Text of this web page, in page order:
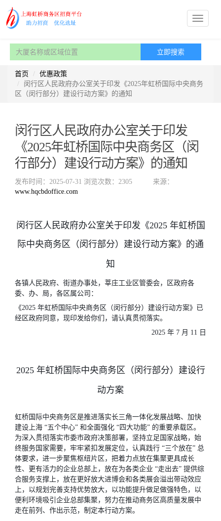
首页
优惠政策
闵行区人民政府办公室关于印发《2025年虹桥国际中央商务
区（闵行部分）建设行动方案》的通知
闵行区人民政府办公室关于印发
《2025年虹桥国际中央商务区（闵
行部分）建设行动方案》的通知
发布时间：2025-07-31 浏览次数：2305
来源：
www.hqcbdoffice.com
闵行区人民政府办公室关于印发《2025 年虹桥国
际中央商务区（闵行部分）建设行动方案》的通
知
各镇人民政府、街道办事处，莘庄工业区管委会，区政府各
委、办、局，各区属公司：
《2025 年虹桥国际中央商务区（闵行部分）建设行动方案》已
经区政府同意，现印发给你们，请认真贯彻落实。
2025 年 7 月 11 日
2025 年虹桥国际中央商务区（闵行部分）建设行
动方案
虹桥国际中央商务区是推进落实长三角一体化发展战略、加快
建设上海 “五个中心” 和全面强化 “四大功能” 的重要承载区。
为深入贯彻落实市委市政府决策部署，坚持立足国家战略，始
终服务国家需要，牢牢紧扣发展定位，认真践行 “三个放在” 总
体要求，进一步聚焦枢纽片区，把着力点放在集聚更具成长
性、更有活力的企业总部上，放在为各类企业 “走出去” 提供综
合服务支撑上，放在更好放大进博会和各类展会溢出带动效应
上，以规划完善支持优势放大，以功能提升做足做强特色，以
便利环境吸引企业总部集聚，努力在推动商务区高质量发展中
走在前列、作出示范，制定本行动方案。